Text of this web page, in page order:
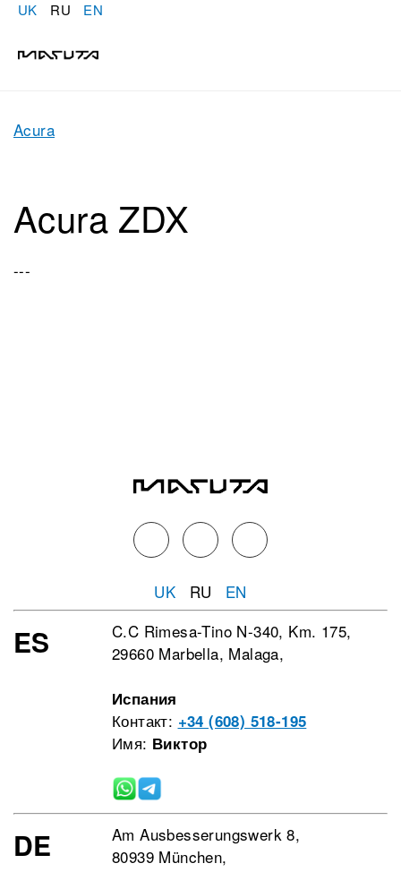
UK RU EN
Acura
Acura ZDX
---
UK RU EN
ES
C.C Rimesa-Tino N-340, Km. 175,
29660 Marbella, Malaga,
Испания
Контакт: +34 (608) 518-195
Имя: Виктор
DE
Am Ausbesserungswerk 8,
80939 München,